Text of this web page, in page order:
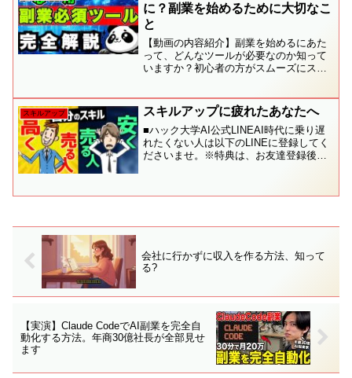
に？副業を始めるために大切なこ
と
【動画の内容紹介】副業を始めるにあた
って、どんなツールが必要なのか知って
いますか？初心者の方がスムーズにスタ
画を見れば、効率よく副業を始めるため
の基礎がしっかり身につき...
スキルアップ スキルアップに疲れたあなたへ
■ハック大学AI公式LINEAI時代に乗り遅
れたくない人は以下のLINEに登録してく
ださいませ。※特典は、お友達登録後に
「Alter Log」はこちら※月額¥2,9...
会社に行かずに収入を作る方法、知って
る?
【実演】Claude CodeでAI副業を完全自
動化する方法。年商30億社長が全部見せ
ます